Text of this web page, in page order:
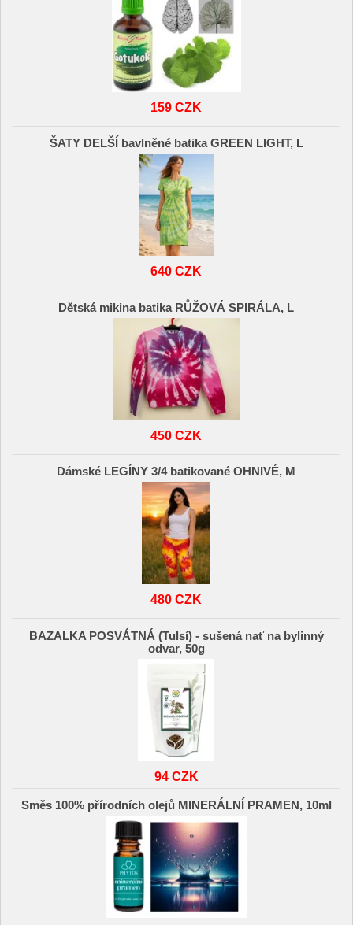
159 CZK
ŠATY DELŠÍ bavlněné batika GREEN LIGHT, L
640 CZK
Dětská mikina batika RŮŽOVÁ SPIRÁLA, L
450 CZK
Dámské LEGÍNY 3/4 batikované OHNIVÉ, M
480 CZK
BAZALKA POSVÁTNÁ (Tulsí) - sušená nať na bylinný
odvar, 50g
94 CZK
Směs 100% přírodních olejů MINERÁLNÍ PRAMEN, 10ml